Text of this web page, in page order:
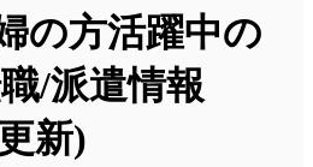
の方活躍中の
/派遣情報
新)